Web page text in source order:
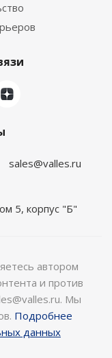
sales@valles.ru
5, корпус "Б"
автором
и против
Мы
Подробнее
данных